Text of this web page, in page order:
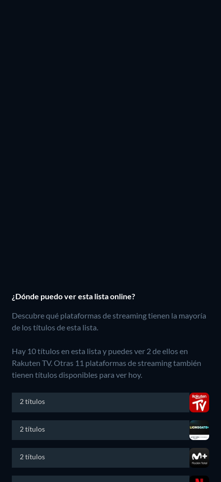
¿Dónde puedo ver esta lista online?
Descubre qué plataformas de streaming tienen la mayoría
de los títulos de esta lista.
Hay 10 títulos en esta lista y puedes ver 2 de ellos en
Rakuten TV.Otras 11 plataformas de streaming también
tienen títulos disponibles para ver hoy.
2 títulos
2 títulos
2 títulos